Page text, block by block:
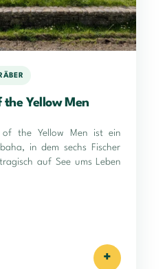
the Yellow Men
of the Yellow Men ist ein
in dem sechs Fischer
auf See ums Leben
+